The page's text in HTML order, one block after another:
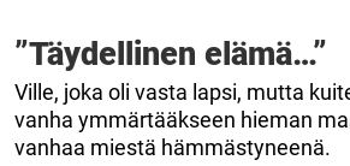
”Täydellinen elämä…”
Ville, joka oli vasta lapsi, mutta
vanha ymmärtääkseen hieman
vanhaa miestä hämmästyneenä.